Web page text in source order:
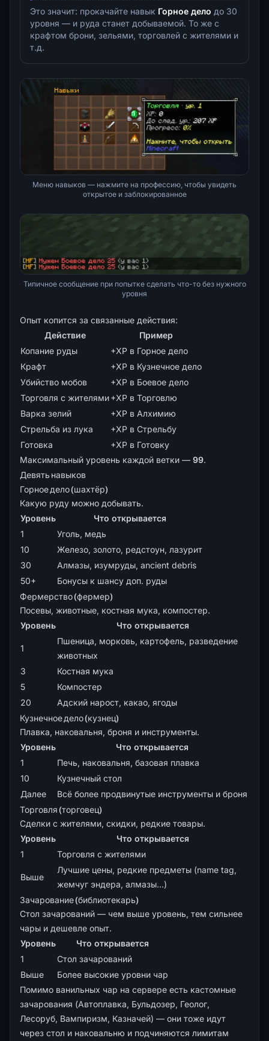
Это значит: прокачайте навык Горное дело до 30
уровня — и руда станет добываемой. То же с
крафтом брони, зельями, торговлей с жителями и
т.д.
Меню навыков — нажмите на профессию, чтобы увидеть
открытое и заблокированное
Типичное сообщение при попытке сделать что-то без нужного
уровня
Опыт копится за связанные действия:
Действие
Пример
Копание руды
+XP в Горное дело
Крафт
+XP в Кузнечное дело
Убийство мобов
+XP в Боевое дело
Торговля с жителями+XP в Торговлю
Варка зелий
+XP в Алхимию
Стрельба из лука
+XP в Стрельбу
Готовка
+XP в Готовку
Максимальный уровень каждой ветки — 99.
Девять навыков
Горное дело (шахтёр)
Какую руду можно добывать.
Уровень
Что открывается
1
Уголь, медь
10
Железо, золото, редстоун, лазурит
30
Алмазы, изумруды, ancient debris
50+
Бонусы к шансу доп. руды
Фермерство (фермер)
Посевы, животные, костная мука, компостер.
Уровень
Что открывается
1
Пшеница, морковь, картофель, разведение
животных
3
Костная мука
5
Компостер
20
Адский нарост, какао, ягоды
Кузнечное дело (кузнец)
Плавка, наковальня, броня и инструменты.
Уровень
Что открывается
1
Печь, наковальня, базовая плавка
10
Кузнечный стол
Далее
Всё более продвинутые инструменты и броня
Торговля (торговец)
Сделки с жителями, скидки, редкие товары.
Уровень
Что открывается
1
Торговля с жителями
Выше
Лучшие цены, редкие предметы (name tag,
жемчуг эндера, алмазы…)
Зачарование (библиотекарь)
Стол зачарований — чем выше уровень, тем сильнее
чары и дешевле опыт.
Уровень
Что открывается
1
Стол зачарований
Выше
Более высокие уровни чар
Помимо ванильных чар на сервере есть кастомные
зачарования (Автоплавка, Бульдозер, Геолог,
Лесоруб, Вампиризм, Казначей) — они тоже идут
через стол и наковальню и подчиняются лимитам